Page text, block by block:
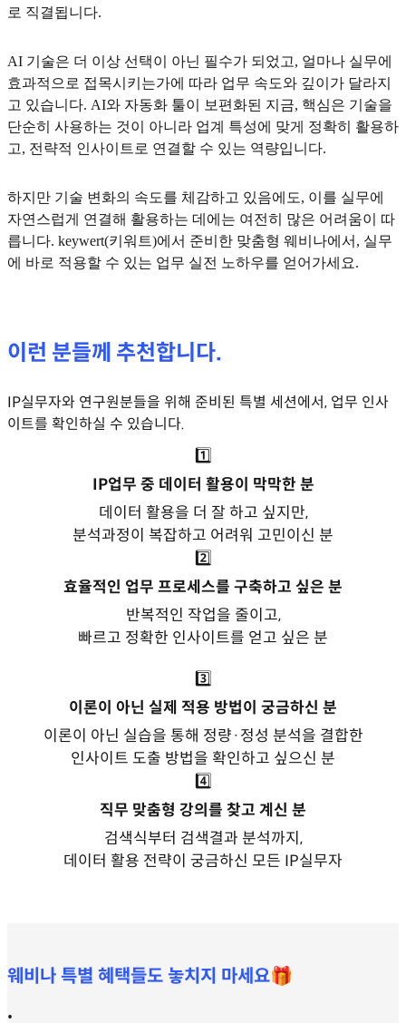
로 직결됩니다.
AI 기술은 더 이상 선택이 아닌 필수가 되었고, 얼마나 실무에
효과적으로 접목시키는가에 따라 업무 속도와 깊이가 달라지
고 있습니다. AI와 자동화 툴이 보편화된 지금, 핵심은 기술을
단순히 사용하는 것이 아니라 업계 특성에 맞게 정확히 활용하
고, 전략적 인사이트로 연결할 수 있는 역량입니다.
하지만 기술 변화의 속도를 체감하고 있음에도, 이를 실무에
자연스럽게 연결해 활용하는 데에는 여전히 많은 어려움이 따
릅니다. keywert(키워트)에서 준비한 맞춤형 웨비나에서, 실무
에 바로 적용할 수 있는 업무 실전 노하우를 얻어가세요.
이런 분들께 추천합니다.
IP실무자와 연구원분들을 위해 준비된 특별 세션에서, 업무 인사
이트를 확인하실 수 있습니다.
1️⃣
IP업무 중 데이터 활용이 막막한 분
데이터 활용을 더 잘 하고 싶지만,
분석과정이 복잡하고 어려워 고민이신 분
2️⃣
효율적인 업무 프로세스를 구축하고 싶은 분
반복적인 작업을 줄이고,
빠르고 정확한 인사이트를 얻고 싶은 분
3️⃣
이론이 아닌 실제 적용 방법이 궁금하신 분
이론이 아닌 실습을 통해 정량·정성 분석을 결합한
인사이트 도출 방법을 확인하고 싶으신 분
4️⃣
직무 맞춤형 강의를 찾고 계신 분
검색식부터 검색결과 분석까지,
데이터 활용 전략이 궁금하신 모든 IP실무자
웨비나 특별 혜택들도 놓치지 마세요🎁
•